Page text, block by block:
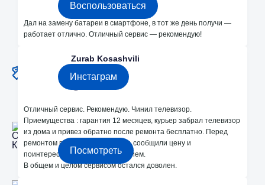
Дал на замену батареи в смартфоне, в тот же день получи —
работает отлично. Отличный сервис — рекомендую!
Zurab Kosashvili
5/5
Отличный сервис. Рекомендую. Чинил телевизор.
Приемущества : гарантия 12 месяцев, курьер забрал телевизор
из дома и привез обратно после ремонта бесплатно. Перед
ремонтом провели диагностику, сообщили цену и
поинтересовались моим решением.
В общем и целом сервисом остался доволен.
Воспользоваться
Каждые месяц розыгрышы на
Инстаграм
2 Офиса в Кишиневе
Bodoni 33 и Dacia 24
Посмотреть